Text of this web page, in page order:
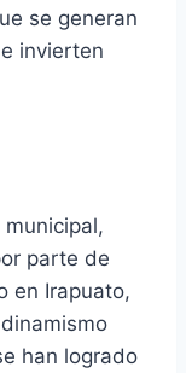
se generan
invierten
parte de
en Irapuato,
han logrado